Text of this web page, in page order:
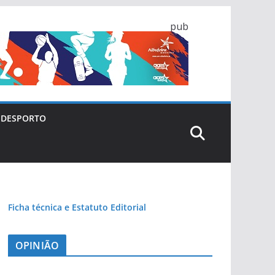
pub
DESPORTO
Ficha técnica e Estatuto Editorial
OPINIÃO